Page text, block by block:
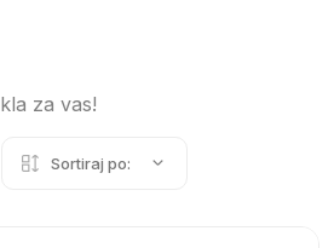
za vas!
Sortiraj po: